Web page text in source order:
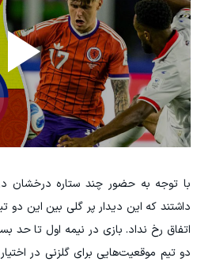
با توجه به حضور چند ستاره درخشان در
داشتند که این دیدار پر گلی بین این دو
اتفاق رخ نداد. بازی در نیمه اول تا حد
دو تیم موقعیت‌هایی برای گلزنی در